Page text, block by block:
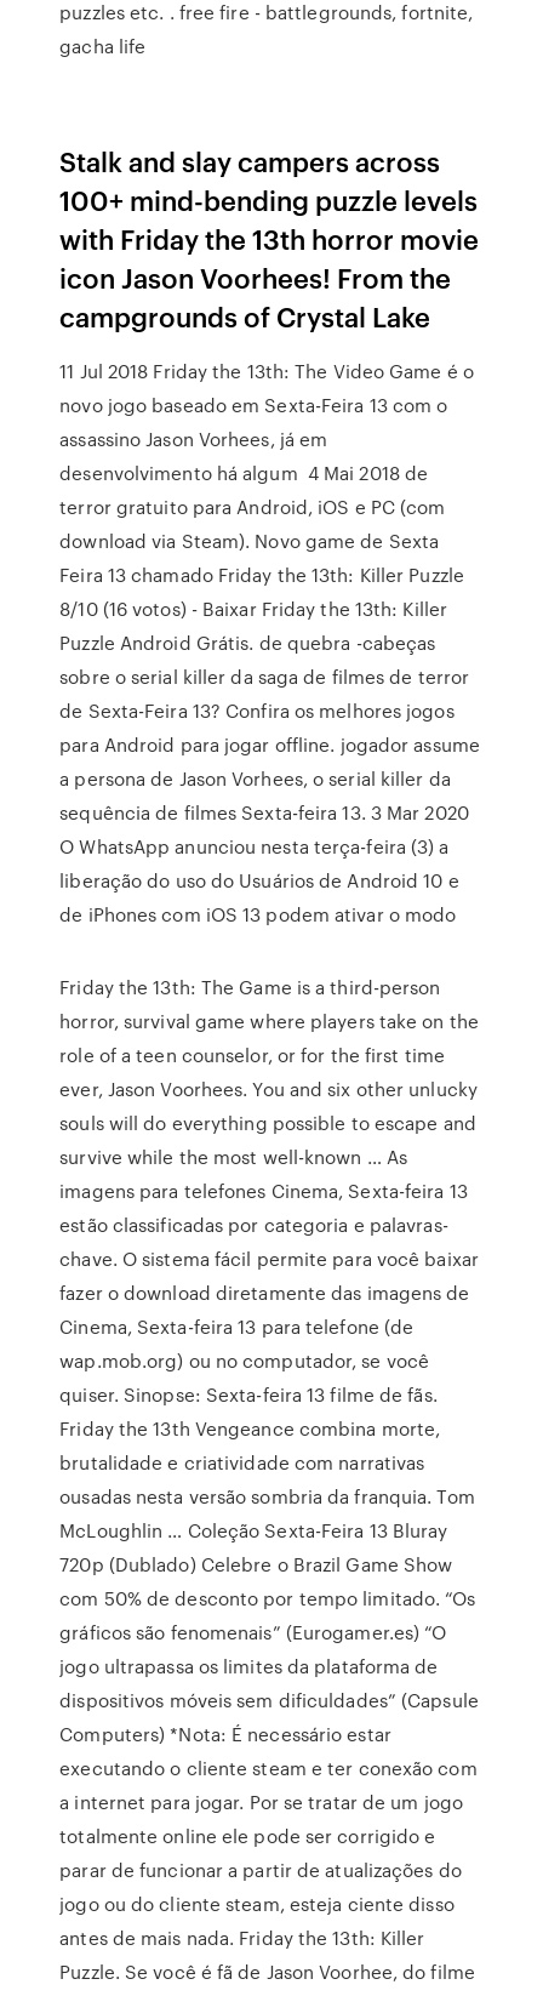
puzzles etc. . free fire - battlegrounds, fortnite,
gacha life
Stalk and slay campers across
100+ mind-bending puzzle levels
with Friday the 13th horror movie
icon Jason Voorhees! From the
campgrounds of Crystal Lake
11 Jul 2018 Friday the 13th: The Video Game é o
novo jogo baseado em Sexta-Feira 13 com o
assassino Jason Vorhees, já em
desenvolvimento há algum 4 Mai 2018 de
terror gratuito para Android, iOS e PC (com
download via Steam). Novo game de Sexta
Feira 13 chamado Friday the 13th: Killer Puzzle
8/10 (16 votos) - Baixar Friday the 13th: Killer
Puzzle Android Grátis. de quebra -cabeças
sobre o serial killer da saga de filmes de terror
de Sexta-Feira 13? Confira os melhores jogos
para Android para jogar offline. jogador assume
a persona de Jason Vorhees, o serial killer da
sequência de filmes Sexta-feira 13. 3 Mar 2020
O WhatsApp anunciou nesta terça-feira (3) a
liberação do uso do Usuários de Android 10 e
de iPhones com iOS 13 podem ativar o modo
Friday the 13th: The Game is a third-person
horror, survival game where players take on the
role of a teen counselor, or for the first time
ever, Jason Voorhees. You and six other unlucky
souls will do everything possible to escape and
survive while the most well-known … As
imagens para telefones Cinema, Sexta-feira 13
estão classificadas por categoria e palavras-
chave. O sistema fácil permite para você baixar
fazer o download diretamente das imagens de
Cinema, Sexta-feira 13 para telefone (de
wap.mob.org) ou no computador, se você
quiser. Sinopse: Sexta-feira 13 filme de fãs.
Friday the 13th Vengeance combina morte,
brutalidade e criatividade com narrativas
ousadas nesta versão sombria da franquia. Tom
McLoughlin … Coleção Sexta-Feira 13 Bluray
720p (Dublado) Celebre o Brazil Game Show
com 50% de desconto por tempo limitado. “Os
gráficos são fenomenais” (Eurogamer.es) “O
jogo ultrapassa os limites da plataforma de
dispositivos móveis sem dificuldades” (Capsule
Computers) *Nota: É necessário estar
executando o cliente steam e ter conexão com
a internet para jogar. Por se tratar de um jogo
totalmente online ele pode ser corrigido e
parar de funcionar a partir de atualizações do
jogo ou do cliente steam, esteja ciente disso
antes de mais nada. Friday the 13th: Killer
Puzzle. Se você é fã de Jason Voorhee, do filme